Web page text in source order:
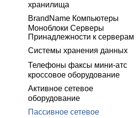
хранилища
BrandName Компьютеры
Моноблоки Серверы
Принадлежности к серверам
Системы хранения данных
Телефоны факсы мини-атс
кроссовое оборудование
Активное сетевое
оборудование
Пассивное сетевое